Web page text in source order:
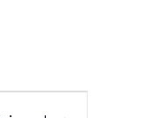
Navigation